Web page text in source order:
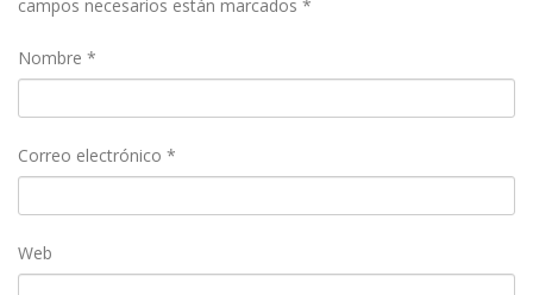
campos necesarios están marcados *
Nombre *
Correo electrónico *
Web